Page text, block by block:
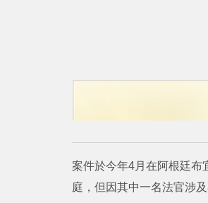
案件於今年4月在阿根廷布
庭，但因其中一名法官涉